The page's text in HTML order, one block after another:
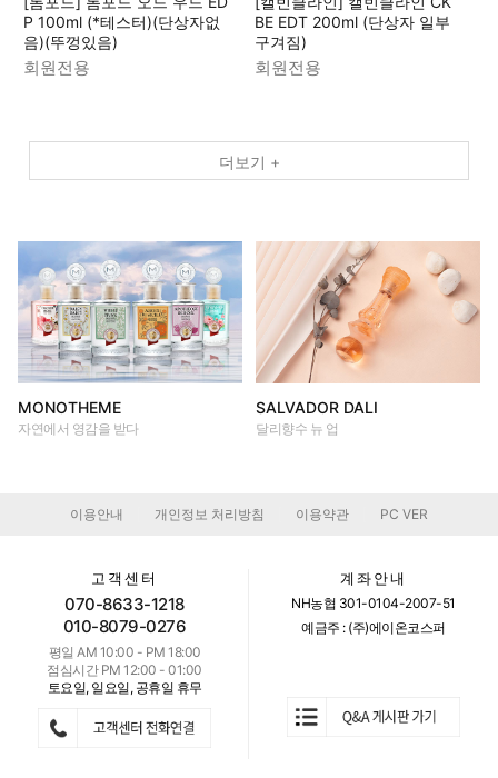
P 100ml (*테스터)(단상자없
음)(뚜껑있음)
회원전용
BE EDT 200ml (단상자 일부
구겨짐)
회원전용
더보기 +
MONOTHEME
자연에서 영감을 받다
SALVADOR DALI
달리향수 뉴 업
이용안내 개인정보 처리방침 이용약관 PC VER
고객센터
070-8633-1218
010-8079-0276
평일 AM 10:00 - PM 18:00
점심시간 PM 12:00 - 01:00
토요일, 일요일, 공휴일 휴무
계좌안내
NH농협 301-0104-2007-51
예금주 : (주)에이온코스퍼